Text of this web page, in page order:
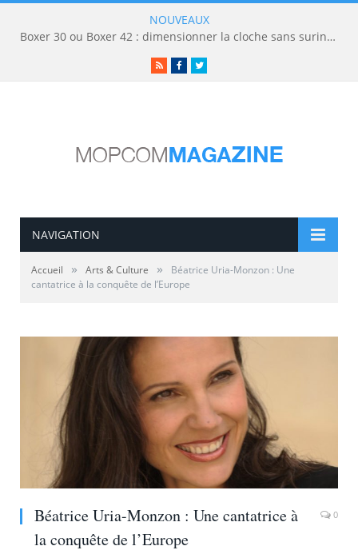
NOUVEAUX
Boxer 30 ou Boxer 42 : dimensionner la cloche sans surinvestir
RSSFacebookTwitter
NAVIGATION
Accueil » Arts & Culture »
Béatrice Uria-Monzon : Une
cantatrice à la conquête de l’Europe
Béatrice Uria-Monzon : Une cantatrice à
la conquête de l’Europe
0